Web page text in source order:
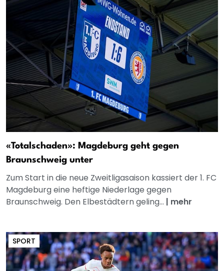
«Totalschaden»: Magdeburg geht gegen
Braunschweig unter
Zum Start in die neue Zweitligasaison kassiert der 1. FC
Magdeburg eine heftige Niederlage gegen
Braunschweig. Den Elbestädtern geling... | mehr
SPORT